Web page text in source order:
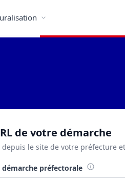
de votre démarche
depuis le site de votre préfecture
démarche préfectorale